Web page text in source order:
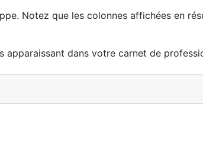
Notez que les colonnes affichées en
dans votre carnet de